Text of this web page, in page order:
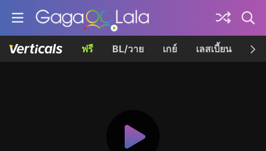
ฟรี BL/วาย เกย์ เลสเบี้ยน เค